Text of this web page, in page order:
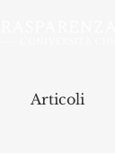
Articoli